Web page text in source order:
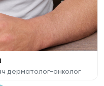
дерматолог-онколог